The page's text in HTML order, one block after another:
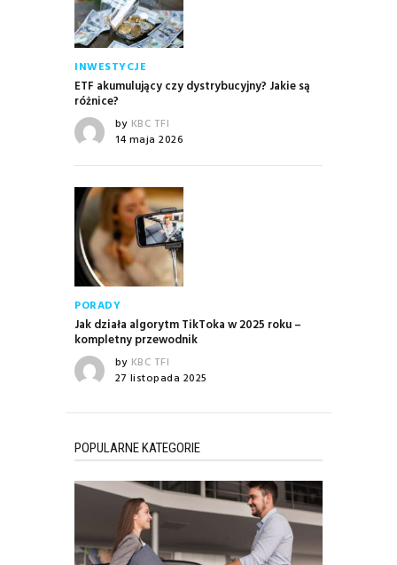
INWESTYCJE
ETF akumulujący czy dystrybucyjny? Jakie są
różnice?
by KBC TFI
14 maja 2026
PORADY
Jak działa algorytm TikToka w 2025 roku –
kompletny przewodnik
by KBC TFI
27 listopada 2025
POPULARNE KATEGORIE